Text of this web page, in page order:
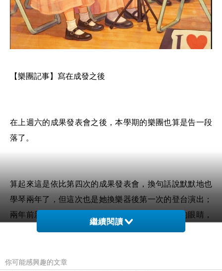
【樂團記事】寫在成發之後
在上週六的成果發表會之後，本學期的樂團也算是告一段
落了。
算起來這是依比第四次的成果發表會，換句話說默默地也
學琴兩年了，但這次也是她換樂器後第一次的登台演出；
兩年前新生說明會上第一次看到樂器時閃閃發光的眼睛，
兩年後成了舞台上閃耀的星星。
繼續閱讀
你可能感興趣的文章